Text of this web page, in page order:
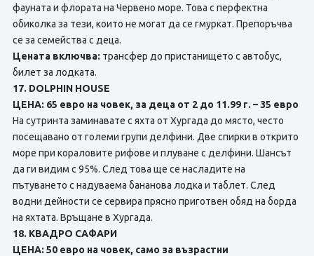
фауната и флората на Червено море. Това с перфектна
обиколка за тези, които не могат да се гмуркат. Препоръчва
се за семейства с деца.
Цената включва: трансфер до пристанището с автобус,
билет за лодката.
17. DOLPHIN HOUSE
ЦЕНА: 65 евро на човек, за деца от 2 до 11.99 г. – 35 евро
На сутринта заминавате с яхта от Хургада до място, често
посещавано от големи групи делфини. Две спирки в открито
море при кораловите рифове и плуване с делфини. Шансът
да ги видим с 95%. След това ще се насладите на
пътуването с надуваема бананова лодка и таблет. След
водни дейности се сервира прясно приготвен обяд на борда
на яхтата. Връщане в Хургада.
18. КВАДРО САФАРИ
ЦЕНА: 50 евро на човек, само за възрастни